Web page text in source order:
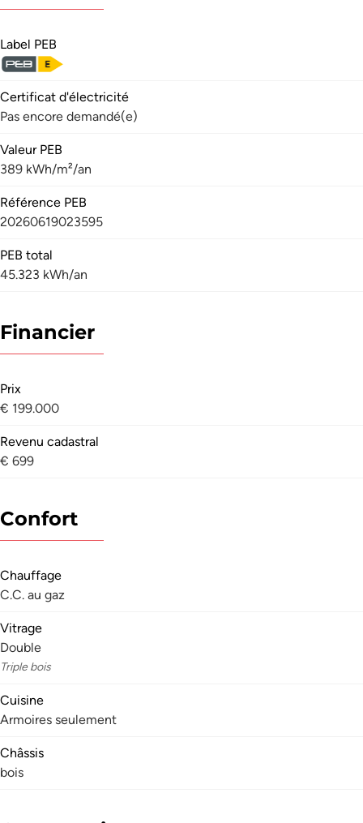
Label PEB
Certificat d'électricité
Pas encore demandé(e)
Valeur PEB
389 kWh/m²/an
Référence PEB
20260619023595
PEB total
45.323 kWh/an
Financier
Prix
€ 199.000
Revenu cadastral
€ 699
Confort
Chauffage
C.C. au gaz
Vitrage
Double
Triple bois
Cuisine
Armoires seulement
Châssis
bois